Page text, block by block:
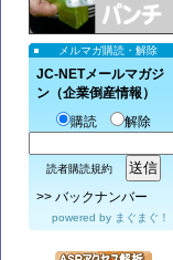
メルマガ購読・解除
JC-NETメールマガジ
ン（企業倒産情報）
購読
解除
読者購読規約
>> バックナンバー
powered by まぐまぐ！